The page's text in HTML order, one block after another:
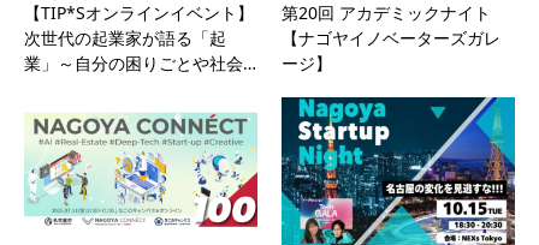
【TIP*Sオンラインイベント】
次世代の起業家が語る「起
業」～自分の困りごとや社会…
第20回 アカデミックナイト
【ナゴヤイノベーターズガレ
ージ】